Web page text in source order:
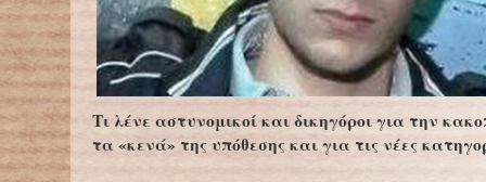
Τι λένε αστυνομικοί και δικηγόροι για την
τα «κενά» της υπόθεσης και για τις νέες